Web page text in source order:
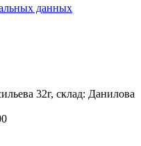
данных
32г, склад: Данилова